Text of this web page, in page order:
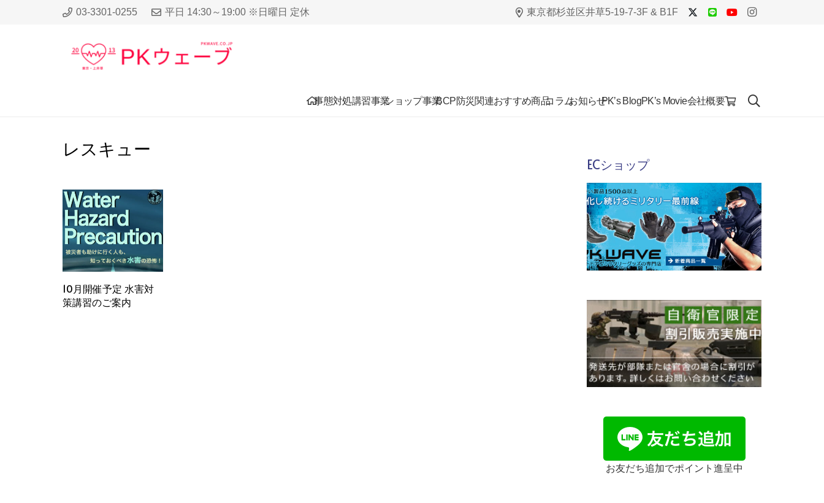
03-3301-0255 平日 14:30～19:00 ※日曜日 定休 東京都杉並区井草5-19-7-3F & B1F
事態対処講習事業ショップ事業BCP防災関連おすすめ商品コラムお知らせPK’s BlogPK’s Movie会社概要
レスキュー
10月開催予定 水害対
策講習のご案内
ECショップ
お友だち追加でポイント進呈中